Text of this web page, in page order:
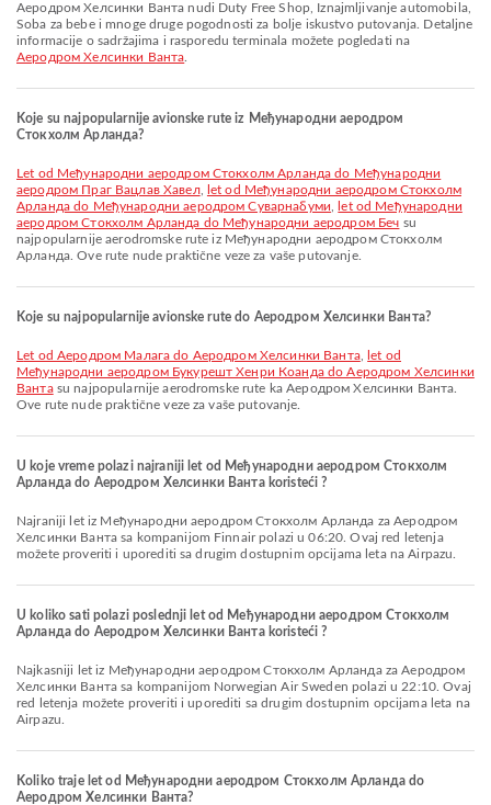
Аеродром Хелсинки Ванта nudi Duty Free Shop, Iznajmljivanje automobila,
Soba za bebe i mnoge druge pogodnosti za bolje iskustvo putovanja. Detaljne
informacije o sadržajima i rasporedu terminala možete pogledati na
Аеродром Хелсинки Ванта
Koje su najpopularnije avionske rute iz Међународни аеродром
Стокхолм Арланда?
let od Међународни аеродром Стокхолм Арланда do Међународни
аеродром Праг Вацлав Хавел,
let od Међународни аеродром Стокхолм
Арланда do Међународни аеродром Суварнабуми
let od Међународни
аеродром Стокхолм Арланда do Међународни аеродром Беч su
najpopularnije aerodromske rute iz Међународни аеродром Стокхолм
Арланда. Ove rute nude praktične veze za vaše putovanje.
Koje su najpopularnije avionske rute do Аеродром Хелсинки Ванта?
let od Аеродром Малага do Аеродром Хелсинки Ванта,
let od
Међународни аеродром Букурешт Хенри Коанда do Аеродром Хелсинки
Вантаsu najpopularnije aerodromske rute ka Аеродром Хелсинки Ванта.
Ove rute nude praktične veze za vaše putovanje.
U koje vreme polazi najraniji let od Међународни аеродром Стокхолм
Арланда do Аеродром Хелсинки Ванта koristeći ?
Najraniji let iz Међународни аеродром Стокхолм Арланда za Аеродром
Хелсинки Ванта sa kompanijom Finnair polazi u 06:20. Ovaj red letenja
možete proveriti i uporediti sa drugim dostupnim opcijama leta na Airpazu.
U koliko sati polazi poslednji let od Међународни аеродром Стокхолм
Арланда do Аеродром Хелсинки Ванта koristeći ?
Najkasniji let iz Међународни аеродром Стокхолм Арланда za Аеродром
Хелсинки Ванта sa kompanijom Norwegian Air Sweden polazi u 22:10. Ovaj
red letenja možete proveriti i uporediti sa drugim dostupnim opcijama leta na
Airpazu.
Koliko traje let od Међународни аеродром Стокхолм Арланда do
Аеродром Хелсинки Ванта?